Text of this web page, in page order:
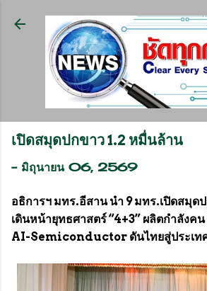
ข้ามไปที่เนื้อหาหลัก
เปิดสมุดปกขาว 1.2 หมื่นล้าน
- มิถุนายน 06, 2569
อธิการฯ มทร.อีสาน นำ 9 มทร.เปิดสมุด
เดินหน้ายุทธศาสตร์ “4+3” ผลิตกำลังค
AI-Semiconductor ดันไทยสู่ประเทศ